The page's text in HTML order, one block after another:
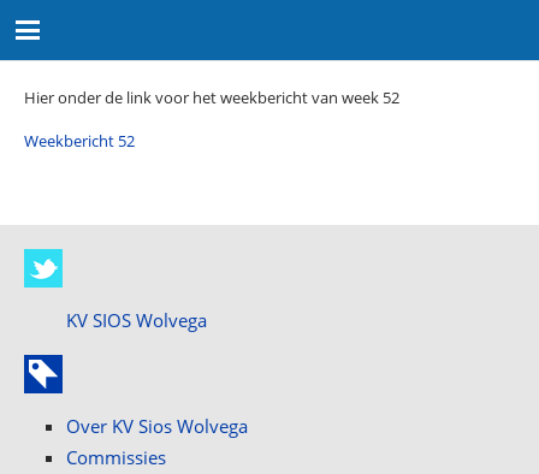
Hier onder de link voor het weekbericht van week 52
Weekbericht 52
KV SIOS Wolvega
Over KV Sios Wolvega
Commissies